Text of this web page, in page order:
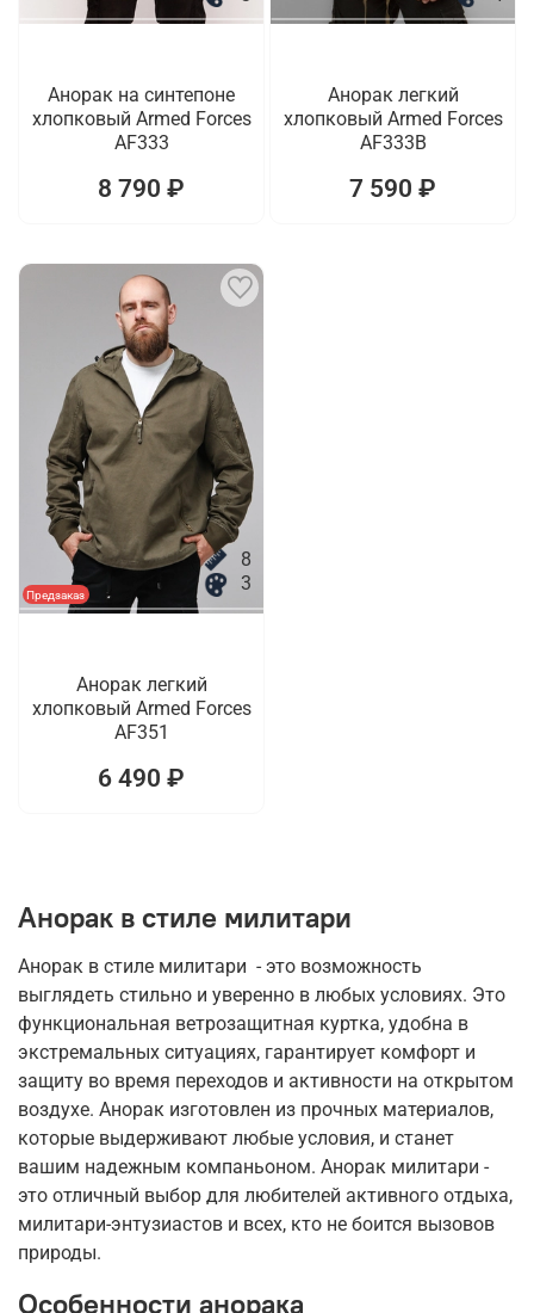
Анорак на синтепоне
хлопковый Armed Forces
AF333
8 790 ₽
Анорак легкий
хлопковый Armed Forces
AF333B
7 590 ₽
Предзаказ
8
3
Анорак легкий
хлопковый Armed Forces
AF351
6 490 ₽
Анорак в стиле милитари
Анорак в стиле милитари - это возможность
выглядеть стильно и уверенно в любых условиях. Это
функциональная ветрозащитная куртка, удобна в
экстремальных ситуациях, гарантирует комфорт и
защиту во время переходов и активности на открытом
воздухе. Анорак изготовлен из прочных материалов,
которые выдерживают любые условия, и станет
вашим надежным компаньоном. Анорак милитари -
это отличный выбор для любителей активного отдыха,
милитари-энтузиастов и всех, кто не боится вызовов
природы.
Особенности анорака